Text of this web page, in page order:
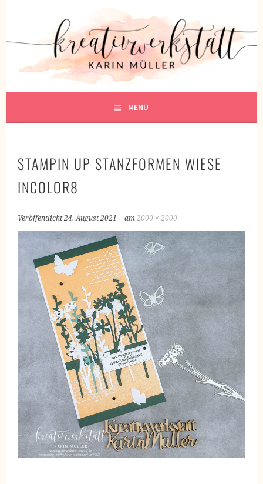
KREATIVWERKSTATT
KREATIV SEIN
MENÜ
STAMPIN UP STANZFORMEN WIESE
INCOLOR8
Veröffentlicht24. August 2021 am2000 × 2000